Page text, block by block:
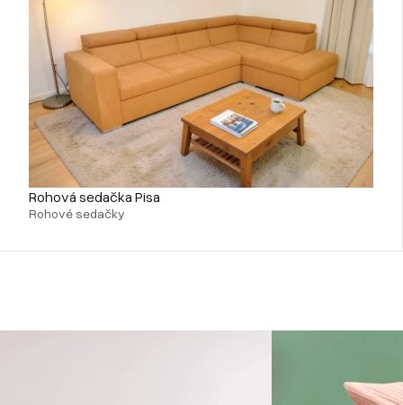
Rohová sedačka Pisa
Rohové sedačky